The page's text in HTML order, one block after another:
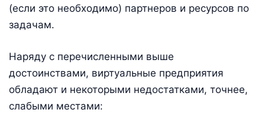
(если это необходимо) партнеров и ресурсов по
задачам.
Наряду с перечисленными выше
достоинствами, виртуальные предприятия
обладают и некоторыми недостатками, точнее,
слабыми местами: